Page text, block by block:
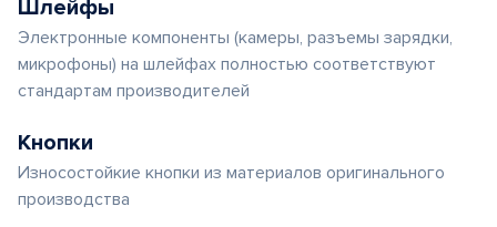
Шлейфы
Электронные компоненты (камеры, разъемы зарядки,
микрофоны) на шлейфах полностью соответствуют
стандартам производителей
Кнопки
Износостойкие кнопки из материалов оригинального
производства